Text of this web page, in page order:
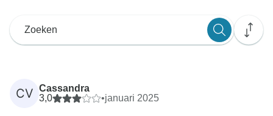
CV Cassandra
3,0
•januari 2025